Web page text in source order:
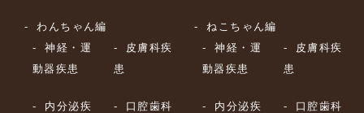
わんちゃん編
神経・運
動器疾患
皮膚科疾
患
内分泌疾
口腔歯科
ねこちゃん編
神経・運
動器疾患
皮膚科疾
患
内分泌疾
口腔歯科